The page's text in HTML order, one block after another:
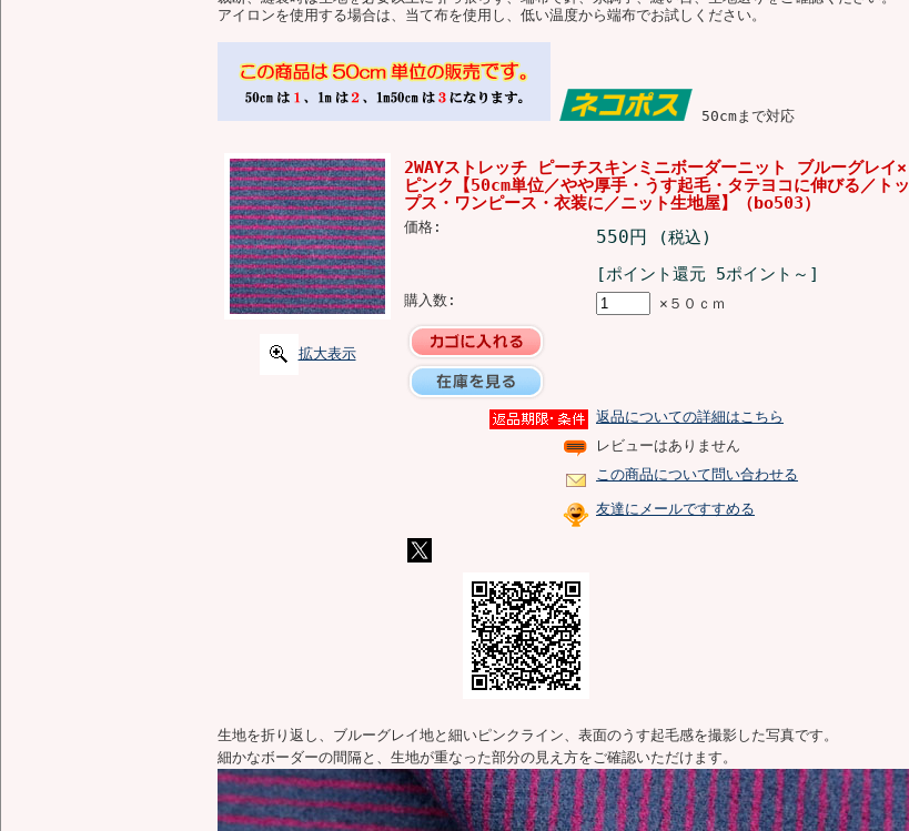
アイロンを使用する場合は、当て布を使用し、低い温度から端布でお試しください。
50cmまで対応
拡大表示
2WAYストレッチ ピーチスキンミニボーダーニット ブルーグレイ×
ピンク【50cm単位／やや厚手・うす起毛・タテヨコに伸びる／トッ
プス・ワンピース・衣装に／ニット生地屋】（bo503）
価格: 550円
(税込)
[ポイント還元 5ポイント～]
購入数: ×５０ｃｍ
返品についての詳細はこちら
レビューはありません
この商品について問い合わせる
友達にメールですすめる
生地を折り返し、ブルーグレイ地と細いピンクライン、表面のうす起毛感を撮影した写真です。
細かなボーダーの間隔と、生地が重なった部分の見え方をご確認いただけます。